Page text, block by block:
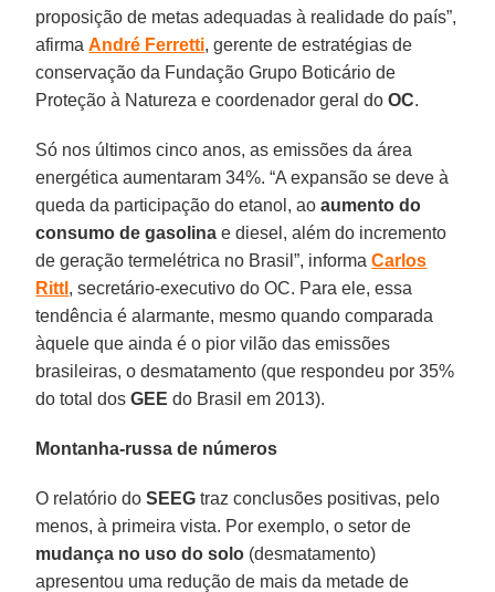
proposição de metas adequadas à realidade do país”,
afirmaAndré Ferretti, gerente de estratégias de
conservação da Fundação Grupo Boticário de
Proteção à Natureza e coordenador geral doOC.
Só nos últimos cinco anos, as emissões da área
energética aumentaram 34%. “A expansão se deve à
queda da participação do etanol, aoaumento do
consumo de gasolina e diesel, além do incremento
de geração termelétrica no Brasil”, informaCarlos
Rittl , secretário-executivo do OC. Para ele, essa
tendência é alarmante, mesmo quando comparada
àquele que ainda é o pior vilão das emissões
brasileiras, o desmatamento (que respondeu por 35%
do total dosGEE do Brasil em 2013).
Montanha-russa de números
O relatório doSEEG traz conclusões positivas, pelo
menos, à primeira vista. Por exemplo, o setor de
mudança no uso do solo (desmatamento)
apresentou uma redução de mais da metade de